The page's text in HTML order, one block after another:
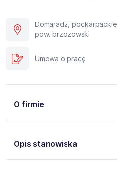
Domaradz, podkarpackie
pow. brzozowski
Umowa o pracę
O firmie
Opis stanowiska